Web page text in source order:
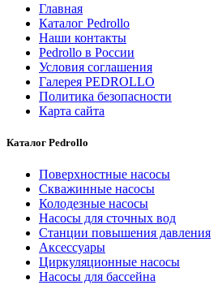
Главная
Каталог Pedrollo
Наши контакты
Pedrollo в России
Условия соглашения
Галерея PEDROLLO
Политика безопасности
Карта сайта
Каталог Pedrollo
Поверхностные насосы
Скважинные насосы
Колодезные насосы
Насосы для сточных вод
Станции повышения давления
Аксессуары
Циркуляционные насосы
Насосы для бассейна